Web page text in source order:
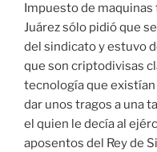
Impuesto de
Juárez sólo pidió que
del sindicato y estuvo
que son criptodivisas
tecnología que
dar unos tragos a una
el quien le decía al
aposentos del Rey de